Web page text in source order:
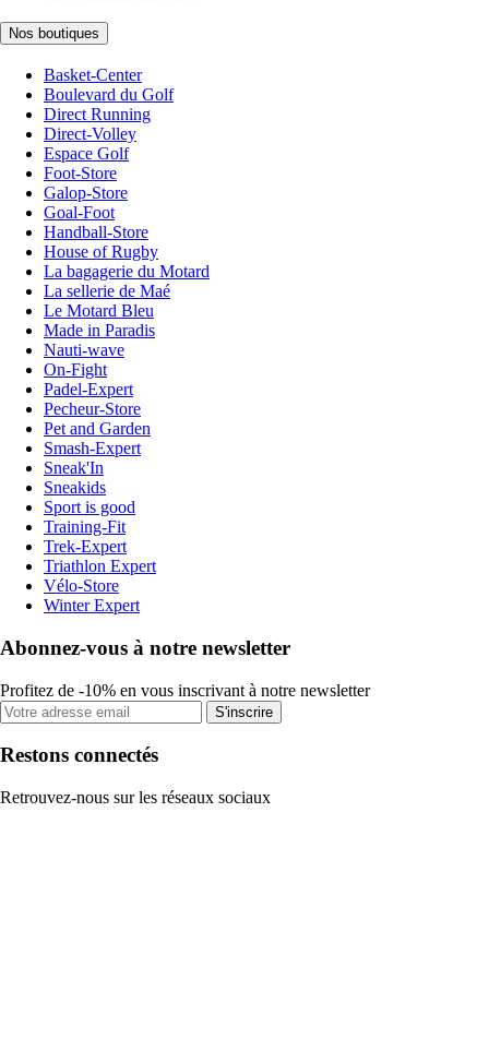
Nos boutiques
Basket-Center
Boulevard du Golf
Direct Running
Direct-Volley
Espace Golf
Foot-Store
Galop-Store
Goal-Foot
Handball-Store
House of Rugby
La bagagerie du Motard
La sellerie de Maé
Le Motard Bleu
Made in Paradis
Nauti-wave
On-Fight
Padel-Expert
Pecheur-Store
Pet and Garden
Smash-Expert
Sneak'In
Sneakids
Sport is good
Training-Fit
Trek-Expert
Triathlon Expert
Vélo-Store
Winter Expert
Abonnez-vous à notre newsletter
Profitez de -10% en vous inscrivant à notre newsletter
S'inscrire
Restons connectés
Retrouvez-nous sur les réseaux sociaux